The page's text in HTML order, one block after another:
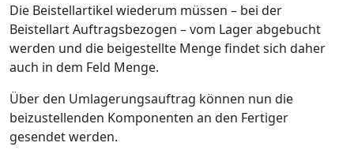
Die Beistellartikel wiederum müssen – bei der
Beistellart Auftragsbezogen – vom Lager abgebucht
werden und die beigestellte Menge findet sich daher
auch in dem Feld Menge.
Über den Umlagerungsauftrag können nun die
beizustellenden Komponenten an den Fertiger
gesendet werden.